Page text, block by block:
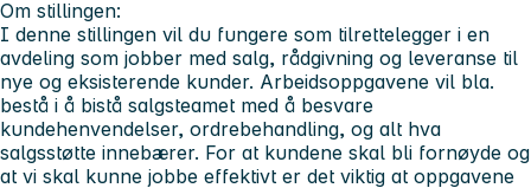
Om stillingen:
I denne stillingen vil du fungere som tilrettelegger i en
avdeling som jobber med salg, rådgivning og leveranse til
nye og eksisterende kunder. Arbeidsoppgavene vil bla.
bestå i å bistå salgsteamet med å besvare
kundehenvendelser, ordrebehandling, og alt hva
salgsstøtte innebærer. For at kundene skal bli fornøyde og
at vi skal kunne jobbe effektivt er det viktig at oppgavene